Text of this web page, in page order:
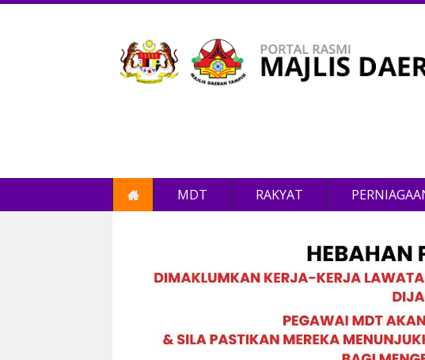
MDT RAKYAT